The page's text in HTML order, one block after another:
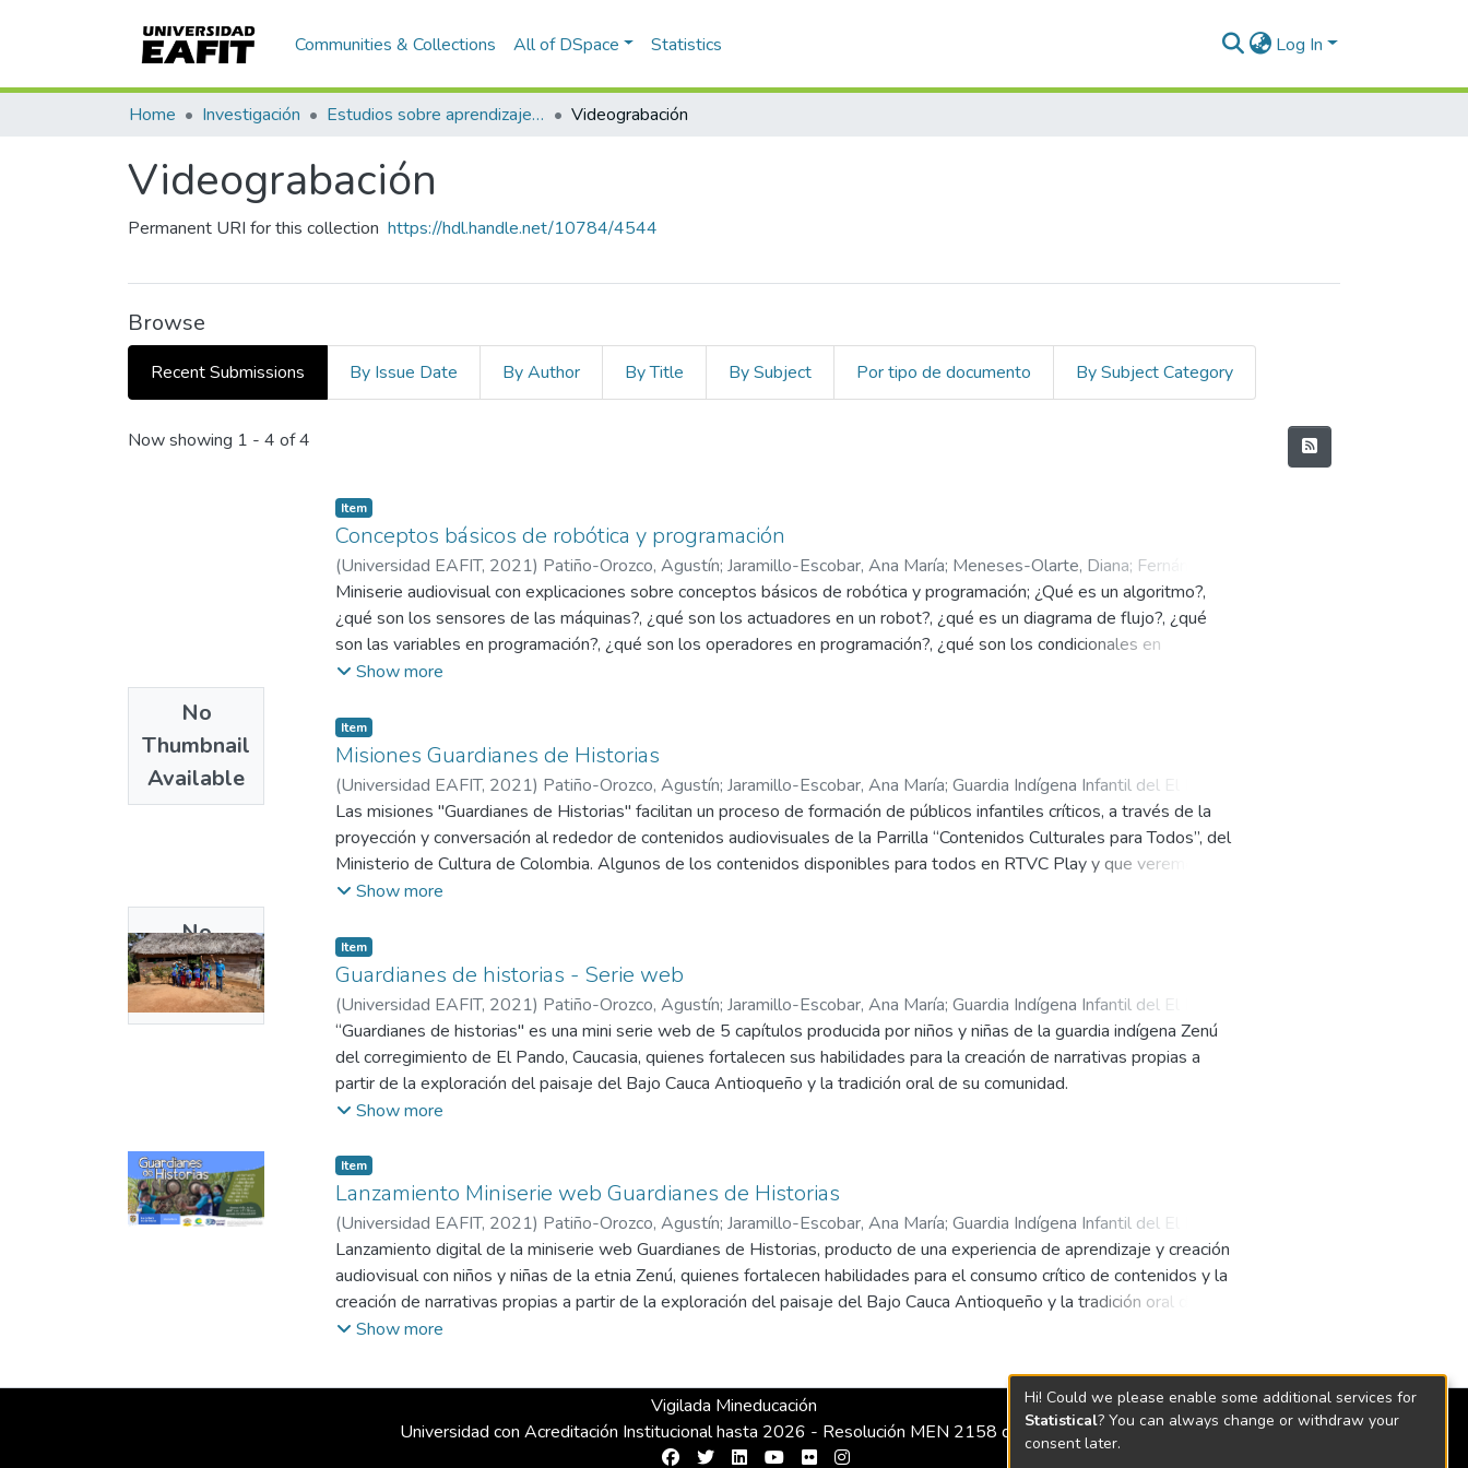
Communities & Collections All of DSpace Statistics Log In
Home Investigación Estudios sobre aprendizaje y apropiación social del conocimiento Videograbación
Videograbación
Permanent URI for this collection https://hdl.handle.net/10784/4544
Browse
Recent Submissions By Issue Date By Author By Title By Subject Por tipo de documento By Subject Category
Recent Submissions
Now showing 1 - 4 of 4
No
Thumbnail
Available
Item
Conceptos básicos de robótica y programación
(Universidad EAFIT, 2021) Patiño-Orozco, Agustín; Jaramillo-Escobar, Ana María; Meneses-Olarte, Diana; Fernández-
Restrepo, Alejandro;Aristizábal-Mejía, Maria Fernanda; Universidad EAFIT
Miniserie audiovisual con explicaciones sobre conceptos básicos de robótica y programación; ¿Qué es un algoritmo?,
¿qué son los sensores de las máquinas?, ¿qué son los actuadores en un robot?, ¿qué es un diagrama de flujo?, ¿qué
son las variables en programación?, ¿qué son los operadores en programación?, ¿qué son los condicionales en
programación?, ¿qué son los ciclos en programación?
Show more
No
Thumbnail
Available
Item
Misiones Guardianes de Historias
(Universidad EAFIT, 2021) Patiño-Orozco, Agustín; Jaramillo-Escobar, Ana María; Guardia Indígena Infantil del El Pando
(Caucasia);Papadopulos-Castrillón, Alexandra.; Universidad EAFIT
Las misiones "Guardianes de Historias" facilitan un proceso de formación de públicos infantiles críticos, a través de la
proyección y conversación al rededor de contenidos audiovisuales de la Parrilla “Contenidos Culturales para Todos”, del
Ministerio de Cultura de Colombia. Algunos de los contenidos disponibles para todos en RTVC Play y que veremos en
el proyecto son: Cuentazos con efectazos, La lleva, Migrópolis​, Chambi y Max refugio animal, Telegordo y los
Show more
Item
Guardianes de historias - Serie web
(Universidad EAFIT, 2021) Patiño-Orozco, Agustín; Jaramillo-Escobar, Ana María; Guardia Indígena Infantil del El Pando
(Caucasia);Rosario, Alfredo; Flórez, Mauricio;Universidad EAFIT
“Guardianes de historias" es una mini serie web de 5 capítulos producida por niños y niñas de la guardia indígena Zenú
del corregimiento de El Pando, Caucasia, quienes fortalecen sus habilidades para la creación de narrativas propias a
partir de la exploración del paisaje del Bajo Cauca Antioqueño y la tradición oral de su comunidad.
Show more
Item
Lanzamiento Miniserie web Guardianes de Historias
(Universidad EAFIT, 2021) Patiño-Orozco, Agustín; Jaramillo-Escobar, Ana María; Guardia Indígena Infantil del El Pando
(Caucasia);Betancur-Betancur, Juan Gonzalo;Domicó, Mileidy;Restrepo-Correa, Valeria;Universidad EAFIT
Lanzamiento digital de la miniserie web Guardianes de Historias, producto de una experiencia de aprendizaje y creación
audiovisual con niños y niñas de la etnia Zenú, quienes fortalecen habilidades para el consumo crítico de contenidos y la
creación de narrativas propias a partir de la exploración del paisaje del Bajo Cauca Antioqueño y la tradición oral de la
comunidad indígena y mestiza del corregimiento de El Pando, Caucasia.
Show more
Vigilada Mineducación
Universidad con Acreditación Institucional hasta 2026 - Resolución MEN 2158 de 2018
Hi! Could we please enable some additional services for
Statistical? You can always change or withdraw your
consent later.